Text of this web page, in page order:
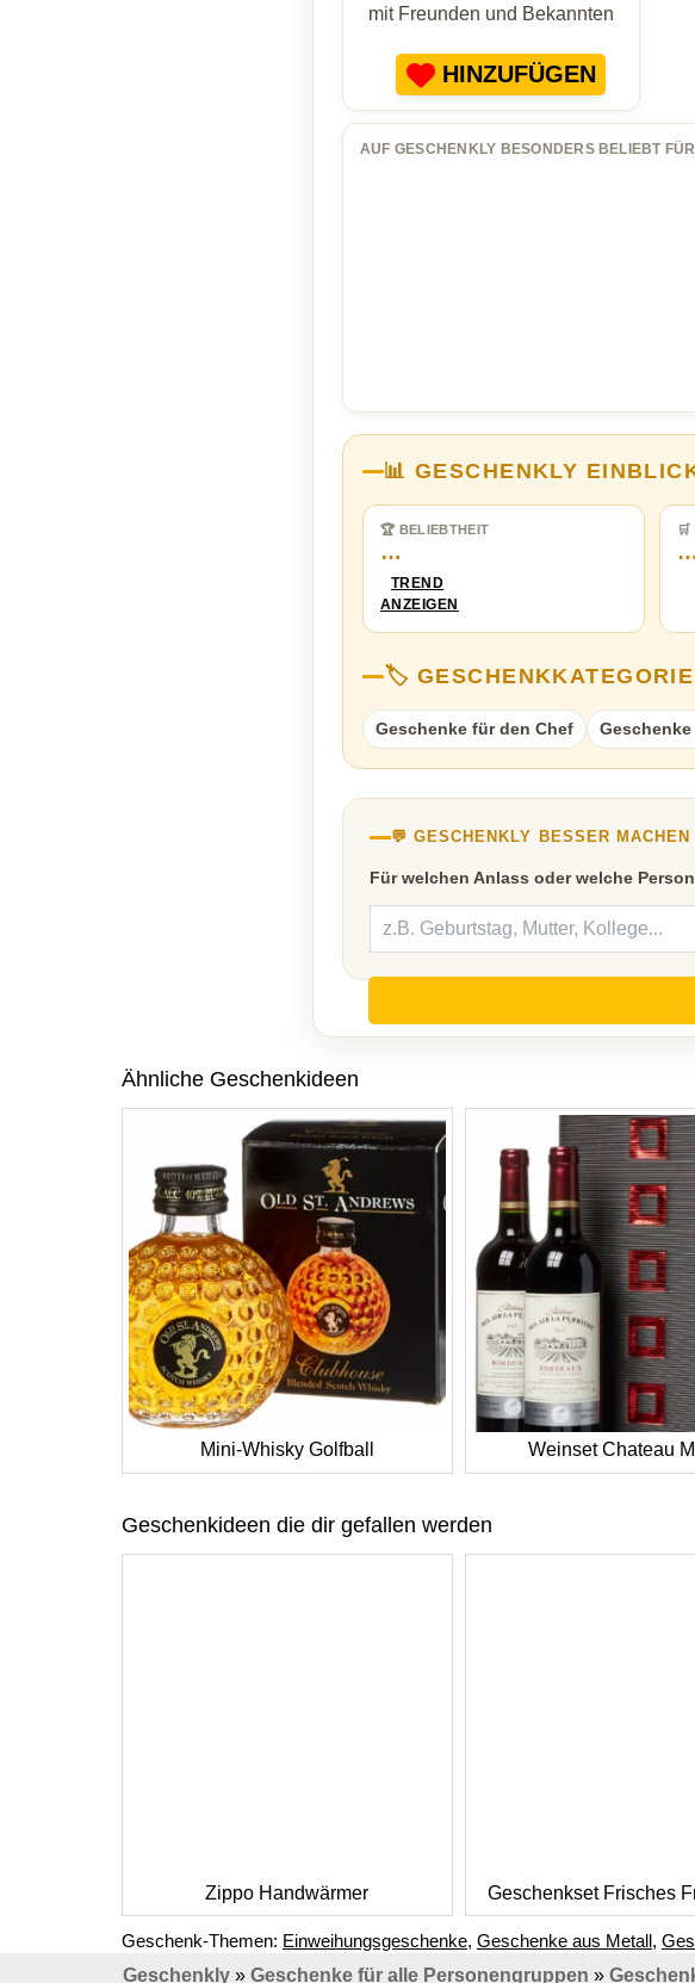
mit Freunden und Bekannten
HINZUFÜGEN
AUF GESCHENKLY BESONDERS BELIEBT FÜR
📊 GESCHENKLY
🏆 BELIEBTHEIT
…
TREND
ANZEIGEN
🛒
…
🏷️
Geschenke für den Chef Geschenke
💬 GESCHENKLY BESSER MACHEN
Für welchen Anlass oder welche
Ähnliche Geschenkideen
Mini-Whisky Golfball Weinset Chateau
Geschenkideen die dir gefallen werden
Zippo Handwärmer Geschenkset Frisches
Geschenk-Themen: Einweihungsgeschenke, Geschenke aus Metall,
Geschenkly » Geschenke für alle Personengruppen »